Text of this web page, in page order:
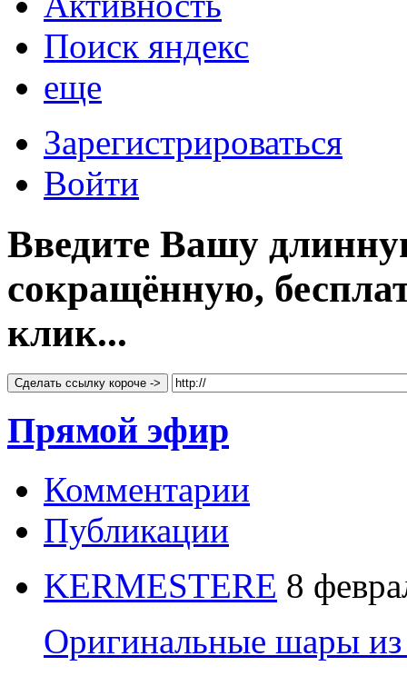
Поиск яндекс
еще
Зарегистрироваться
Войти
Введите Вашу
сокращённую,
клик...
Сделать ссылку короче ->
Прямой эфир
Комментарии
Публикации
KERMESTERE 8
Оригинальные шары из